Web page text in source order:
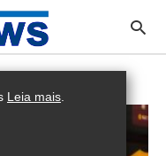
Leia mais.